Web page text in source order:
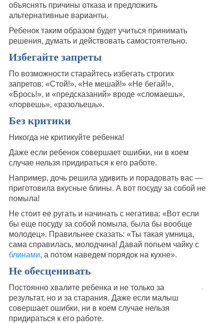
объяснять причины отказа и предложить
альтернативные варианты.
Ребенок таким образом будет учиться принимать
решения, думать и действовать самостоятельно.
Избегайте запреты
По возможности старайтесь избегать строгих
запретов: «Стой!», «Не мешай!» «Не бегай!»,
«Брось!», и «предсказаний» вроде «сломаешь»,
«порвешь», «разольешь».
Без критики
Никогда не критикуйте ребенка!
Даже если ребенок совершает ошибки, ни в коем
случае нельзя придираться к его работе.
Например, дочь решила удивить и порадовать вас —
приготовила вкусные блины. А вот посуду за собой не
помыла!
Не стоит ее ругать и начинать с негатива: «Вот если
бы еще посуду за собой помыла, была бы вообще
молодец». Правильнее сказать: «Ты такая умница,
сама справилась, молодчина! Давай попьем чайку с
блинами, а потом наведем порядок на кухне».
Не обесценивать
Постоянно хвалите ребенка и не только за
результат, но и за старания. Даже если малыш
совершает ошибки, ни в коем случае нельзя
придираться к его работе.